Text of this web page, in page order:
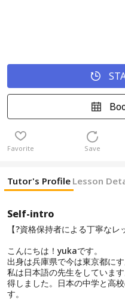
Favorite Save
Tutor's Profile Lesson
Self-intro
【?資格保持者による丁寧なレ
こんにちは！yukaです。
出身は兵庫県で今は東京都にす
私は日本語の先生をしていま
得しました。日本の中学と高
す。